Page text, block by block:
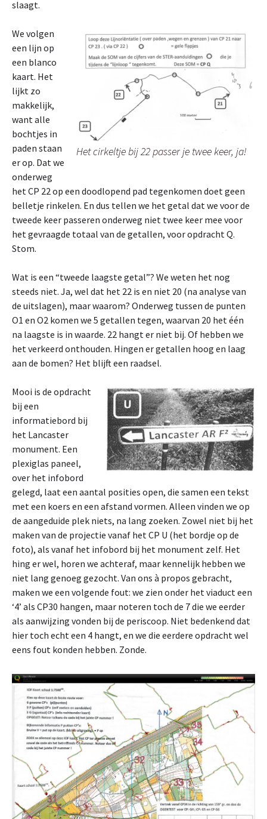
slaagt.
Het cirkeltje bij 22 passer je twee keer, ja!
We volgen
een lijn op
een blanco
kaart. Het
lijkt zo
makkelijk,
want alle
bochtjes in
paden staan
er op. Dat we
onderweg
het CP 22 op een doodlopend pad tegenkomen doet geen
belletje rinkelen. En dus tellen we het getal dat we voor de
tweede keer passeren onderweg niet twee keer mee voor
het gevraagde totaal van de getallen, voor opdracht Q.
Stom.
Wat is een “tweede laagste getal”? We weten het nog
steeds niet. Ja, wel dat het 22 is en niet 20 (na analyse van
de uitslagen), maar waarom? Onderweg tussen de punten
O1 en O2 komen we 5 getallen tegen, waarvan 20 het één
na laagste is in waarde. 22 hangt er niet bij. Of hebben we
het verkeerd onthouden. Hingen er getallen hoog en laag
aan de bomen? Het blijft een raadsel.
Mooi is de opdracht
bij een
informatiebord bij
het Lancaster
monument. Een
plexiglas paneel,
over het infobord
gelegd, laat een aantal posities open, die samen een tekst
met een koers en een afstand vormen. Alleen vinden we op
de aangeduide plek niets, na lang zoeken. Zowel niet bij het
maken van de projectie vanaf het CP U (het bordje op de
foto), als vanaf het infobord bij het monument zelf. Het
hing er wel, horen we achteraf, maar kennelijk hebben we
niet lang genoeg gezocht. Van ons à propos gebracht,
maken we een volgende fout: we zien onder het viaduct een
‘4’ als CP30 hangen, maar noteren toch de 7 die we eerder
als aanwijzing vonden bij de periscoop. Niet bedenkend dat
hier toch echt een 4 hangt, en we die eerdere opdracht wel
eens fout konden hebben. Zonde.